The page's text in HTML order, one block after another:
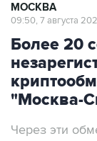
МОСКВА
09:50, 7 августа
Более 20
"Москва-
Через эти